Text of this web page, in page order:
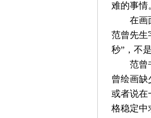
难的事情
在画
范曾先生
秒”，不
范曾
曾绘画缺
或者说在
格稳定中